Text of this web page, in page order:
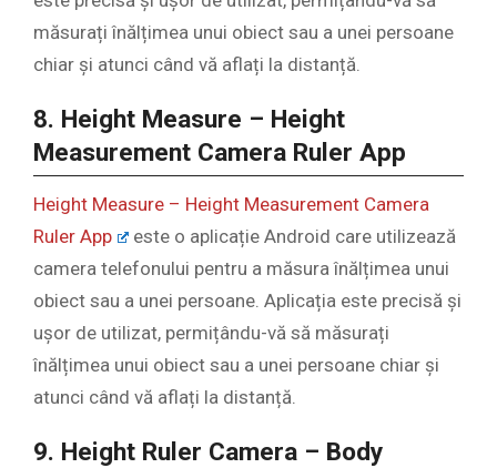
măsurați înălțimea unui obiect sau a unei persoane
chiar și atunci când vă aflați la distanță.
8. Height Measure – Height
Measurement Camera Ruler App
Height Measure – Height Measurement Camera
Ruler App
este o aplicație Android care utilizează
camera telefonului pentru a măsura înălțimea unui
obiect sau a unei persoane. Aplicația este precisă și
ușor de utilizat, permițându-vă să măsurați
înălțimea unui obiect sau a unei persoane chiar și
atunci când vă aflați la distanță.
9. Height Ruler Camera – Body